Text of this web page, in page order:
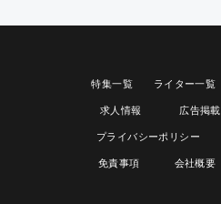
特集一覧 ライター一覧
求人情報 広告掲載
プライバシーポリシー
免責事項 会社概要